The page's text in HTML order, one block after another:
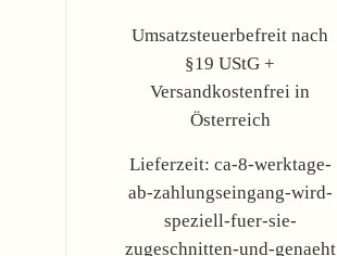
Umsatzsteuerbefreit nach
§19 UStG +
Versandkostenfrei in
Österreich
Lieferzeit: ca-8-werktage-
ab-zahlungseingang-wird-
speziell-fuer-sie-
zugeschnitten-und-genaeht